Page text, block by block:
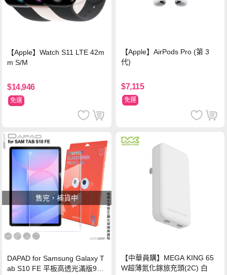
【Apple】Watch S11 LTE 42m
m S/M
$14,946
免運
【Apple】AirPods Pro (第 3
代)
$7,115
免運
售完，補貨中
DAPAD for Samsung Galaxy T
ab S10 FE 平板高透光滿版9H
【中華員購】MEGA KING 65
W超薄氮化鎵旅充頭(2C) 白